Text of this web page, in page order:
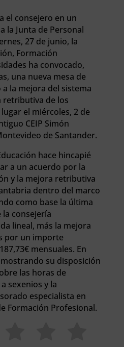
el consejero en un
la Junta de Personal
27 de junio, la
Formación
ha convocado,
una nueva mesa de
la mejora del sistema
retributiva de los
el miércoles, 2 de
CEIP Simón
de Santander.
hace hincapié
a un acuerdo por la
y la mejora retributiva
dentro del marco
como base la última
consejería
lineal, más la mejora
por un importe
mensuales. En
su disposición
las horas de
sexenios y la
especialista en
Formación Profesional.